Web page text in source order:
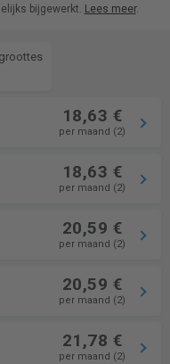
bijgewerkt. Lees meer.
18,63 €
per maand (2)
18,63 €
per maand (2)
20,59 €
per maand (2)
20,59 €
per maand (2)
21,78 €
per maand (2)